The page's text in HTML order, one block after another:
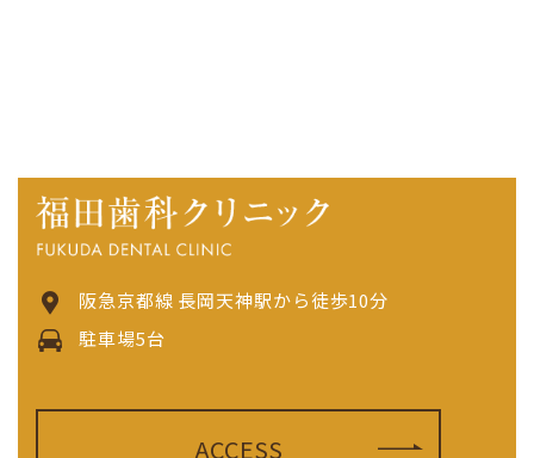
阪急京都線 長岡天神駅から徒歩10分
駐車場5台
ACCESS